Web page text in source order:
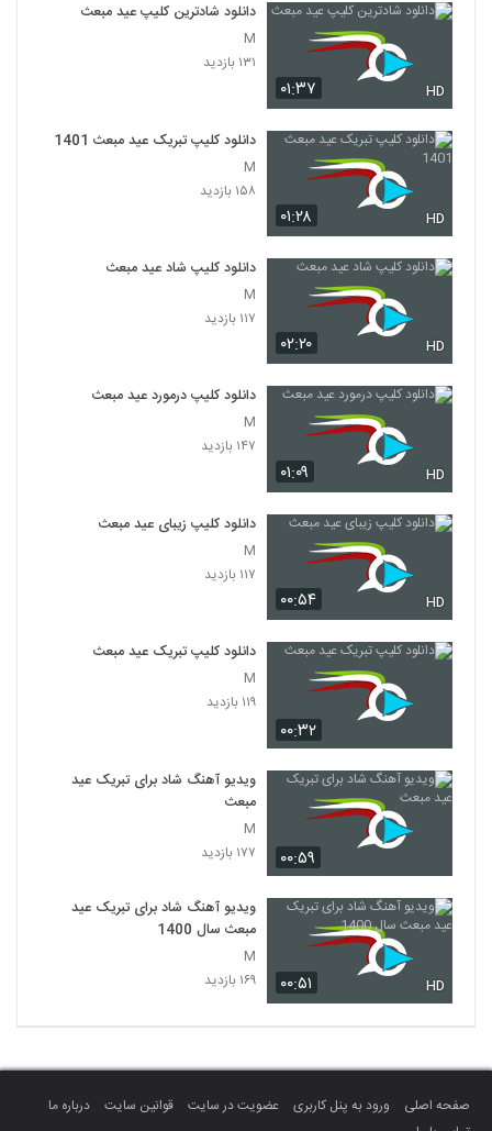
۰۱:۳۷ HD
دانلود شادترین کلیپ عید مبعث
M
۱۳۱ بازدید
۰۱:۲۸ HD
دانلود کلیپ تبریک عید مبعث 1401
M
۱۵۸ بازدید
۰۲:۲۰ HD
دانلود کلیپ شاد عید مبعث
M
۱۱۷ بازدید
۰۱:۰۹ HD
دانلود کلیپ درمورد عید مبعث
M
۱۴۷ بازدید
۰۰:۵۴ HD
دانلود کلیپ زیبای عید مبعث
M
۱۱۷ بازدید
۰۰:۳۲
دانلود کلیپ تبریک عید مبعث
M
۱۱۹ بازدید
۰۰:۵۹
ویدیو آهنگ شاد برای تبریک عید
مبعث
M
۱۷۷ بازدید
۰۰:۵۱ HD
ویدیو آهنگ شاد برای تبریک عید
مبعث سال 1400
M
۱۶۹ بازدید
صفحه اصلی ورود به پنل کاربری عضویت در سایت قوانین سایت
درباره ما